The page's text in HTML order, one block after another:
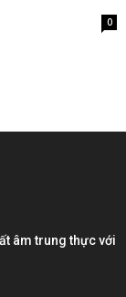
0
âm trung thực với